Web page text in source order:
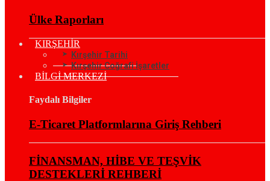
Ülke Raporları
KIRŞEHİR
Kırşehir Tarihi
Kırşehir Coğrafi İşaretler
BİLGİ MERKEZİ
Faydalı Bilgiler
E-Ticaret Platformlarına Giriş Rehberi
FİNANSMAN, HİBE VE TEŞVİK
DESTEKLERİ REHBERİ